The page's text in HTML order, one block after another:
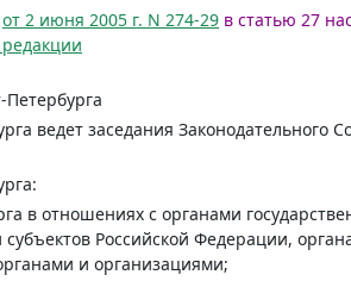
от 2 июня 2005 г. N 274-29 в статью 27
ведет заседания Законодательного
в отношениях с органами
Российской Федерации,
и организациями;